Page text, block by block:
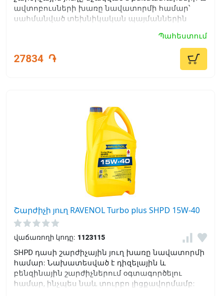
ավտոբուսների խառը նավատորմի համար՝
սահմանված տեխնիկական պայմաններին
Պահեստում
27834 ֏
Շարժիչի յուղ RAVENOL Turbo plus SHPD 15W-40
վաճառողի կոդը: 1123115
SHPD դասի շարժիչային յուղ խառը նավատորմի
համար: Նախատեսված է դիզելային և
բենզինային շարժիչներում օգտագործելու
համար, ինչպես նաև տուրբո լիցքավորմամբ: